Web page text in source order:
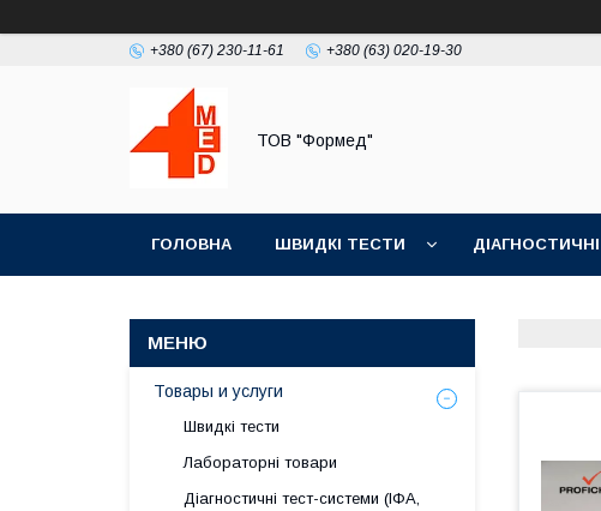
+380 (67) 230-11-61 +380 (63) 020-19-30
ТОВ "Формед"
ГОЛОВНА ШВИДКІ ТЕСТИ
Товары и услуги
Швидкі тести
Лабораторні товари
Діагностичні тест-системи (ІФА,